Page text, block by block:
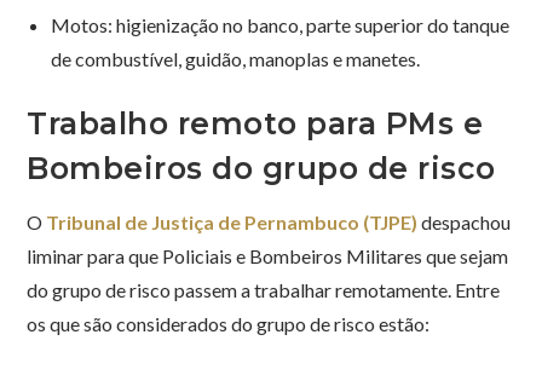
Motos: higienização no banco, parte superior do tanque
de combustível, guidão, manoplas e manetes.
Trabalho remoto para PMs e
Bombeiros do grupo de risco
O Tribunal de Justiça de Pernambuco (TJPE) despachou
liminar para que Policiais e Bombeiros Militares que sejam
do grupo de risco passem a trabalhar remotamente. Entre
os que são considerados do grupo de risco estão: